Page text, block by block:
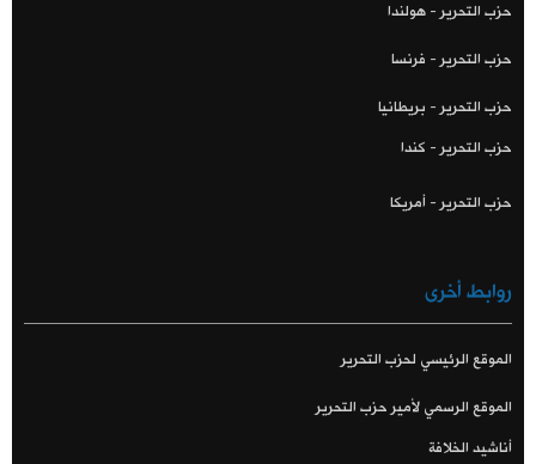
حزب التحرير - هولندا
حزب التحرير - فرنسا
حزب التحرير - بريطانيا
حزب التحرير - كندا
حزب التحرير - أمريكا
روابط أخرى
الموقع الرئيسي لحزب التحرير
الموقع الرسمي لأمير حزب التحرير
أناشيد الخلافة